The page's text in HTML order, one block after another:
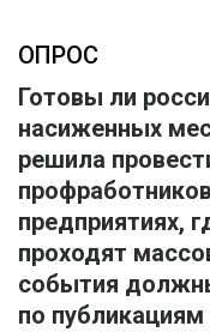
ОПРОС
Готовы ли
насиженных
решила
предприятиях,
проходят
события
по